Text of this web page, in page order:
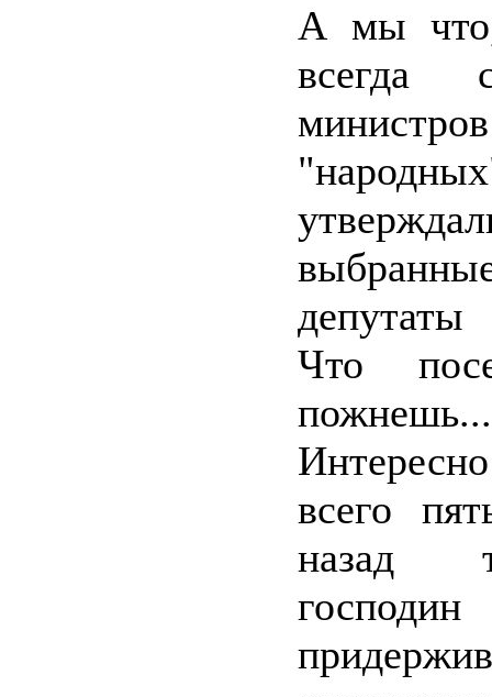
А мы
всегда
Что
пожнешь...
всего
назад